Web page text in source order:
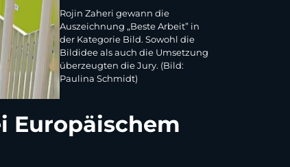
Rojin Zaheri gewann die
Auszeichnung „Beste Arbeit” in
der Kategorie Bild. Sowohl die
Bildidee als auch die Umsetzung
überzeugten die Jury. (Bild:
Paulina Schmidt)
Europäischem